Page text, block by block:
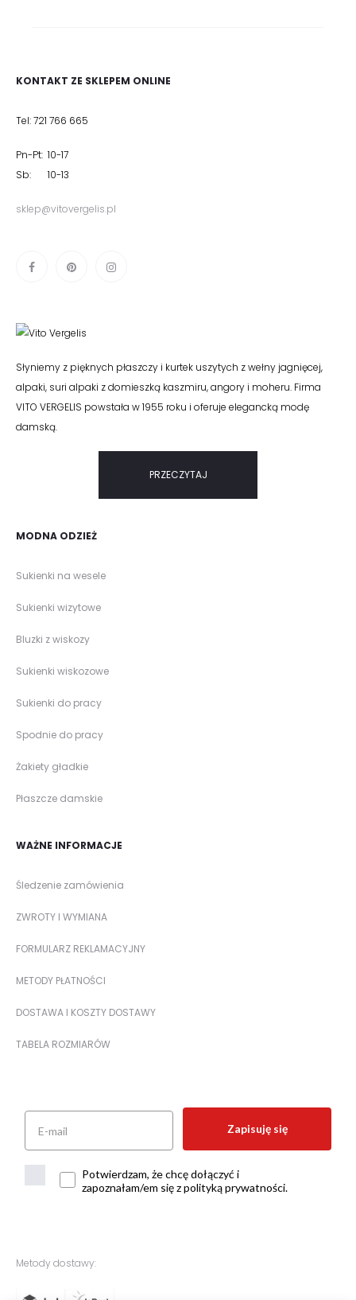
KONTAKT ZE SKLEPEM ONLINE
Tel: 721 766 665
Pn-Pt: 10-17
Sb: 10-13
sklep@vitovergelis.pl
Słyniemy z pięknych płaszczy i kurtek uszytych z wełny jagnięcej,
alpaki, suri alpaki z domieszką kaszmiru, angory i moheru. Firma
VITO VERGELIS powstała w 1955 roku i oferuje elegancką modę
damską.
PRZECZYTAJ
MODNA ODZIEŻ
Sukienki na wesele
Sukienki wizytowe
Bluzki z wiskozy
Sukienki wiskozowe
Sukienki do pracy
Spodnie do pracy
Żakiety gładkie
Płaszcze damskie
WAŻNE INFORMACJE
Śledzenie zamówienia
ZWROTY I WYMIANA
FORMULARZ REKLAMACYJNY
METODY PŁATNOŚCI
DOSTAWA I KOSZTY DOSTAWY
TABELA ROZMIARÓW
Zapisuję się
Potwierdzam, że chcę dołączyć i
zapoznałam/em się z polityką prywatności.
Metody dostawy: